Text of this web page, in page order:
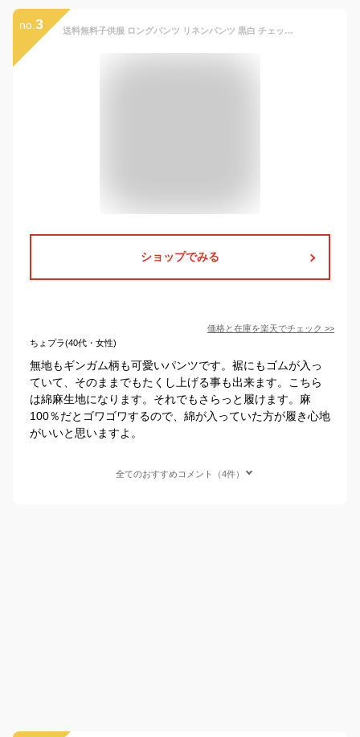
no. 3 送料無料子供服 ロングパンツ リネンパンツ 黒白 チェック柄 裾絞り 長ズボン 綿 夏着 蚊除け ゆったり ルーズ ゴムウエスト ボーイズ ガールズ 男の子 可愛い 新作 90 100 110 120 130
ショップでみる
価格と在庫を楽天でチェック >>
ちょプラ(40代・女性)
無地もギンガム柄も可愛いパンツです。裾にもゴムが入っ
ていて、そのままでもたくし上げる事も出来ます。こちら
は綿麻生地になります。それでもさらっと履けます。麻
100％だとゴワゴワするので、綿が入っていた方が履き心地
がいいと思いますよ。
全てのおすすめコメント（4件）